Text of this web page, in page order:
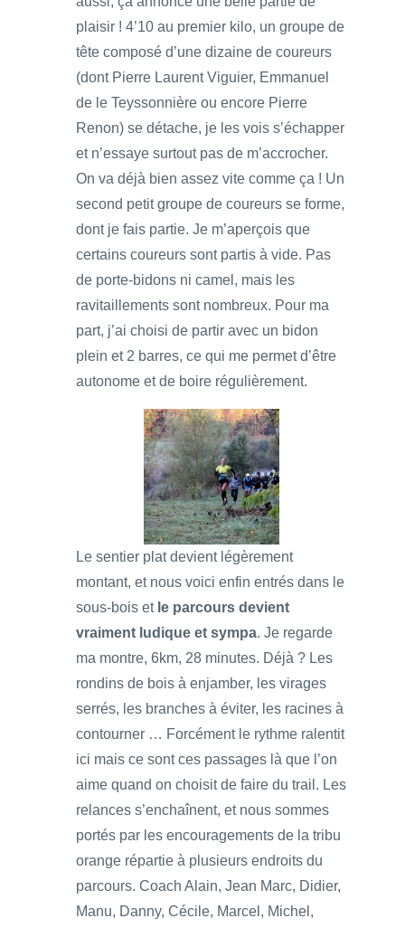
plaisir ! 4’10 au premier kilo, un groupe de
tête composé d’une dizaine de coureurs
(dont Pierre Laurent Viguier, Emmanuel
de le Teyssonnière ou encore Pierre
Renon) se détache, je les vois s’échapper
et n’essaye surtout pas de m’accrocher.
On va déjà bien assez vite comme ça ! Un
second petit groupe de coureurs se forme,
dont je fais partie. Je m’aperçois que
certains coureurs sont partis à vide. Pas
de porte-bidons ni camel, mais les
ravitaillements sont nombreux. Pour ma
part, j’ai choisi de partir avec un bidon
plein et 2 barres, ce qui me permet d’être
autonome et de boire régulièrement.
Le sentier plat devient légèrement
montant, et nous voici enfin entrés dans le
sous-bois et le parcours devient
vraiment ludique et sympa. Je regarde
ma montre, 6km, 28 minutes. Déjà ? Les
rondins de bois à enjamber, les virages
serrés, les branches à éviter, les racines à
contourner … Forcément le rythme ralentit
ici mais ce sont ces passages là que l’on
aime quand on choisit de faire du trail. Les
relances s’enchaînent, et nous sommes
portés par les encouragements de la tribu
orange répartie à plusieurs endroits du
parcours. Coach Alain, Jean Marc, Didier,
Manu, Danny, Cécile, Marcel, Michel,